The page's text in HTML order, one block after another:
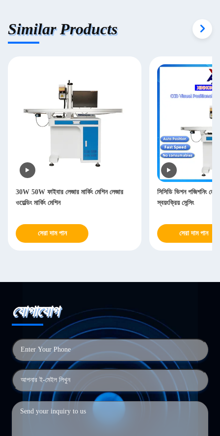
Similar Products
30W 50W ফাইবার লেজার মার্কিং মেশিন লেজার
ওয়েল্ডিং মার্কিং মেশিন
সেরা দাম পান
সিসিডি ভিশন পজিশনিং
স্বয়ংক্রিয় সেন্সিং
সেরা দাম পান
যোগাযোগ